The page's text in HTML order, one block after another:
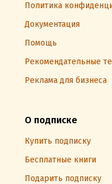
Политика
Документация
Помощь
Рекомендательные
Реклама для бизнеса
О подписке
Купить подписку
Бесплатные книги
Подарить подписку